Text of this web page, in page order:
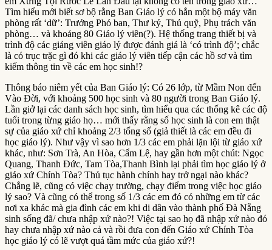
Tìm hiểu mới biết sơ bộ rằng Ban Giáo lý có hẳn một bộ máy văn
phòng rất ‘dữ’: Trưởng Phó ban, Thư ký, Thủ quỹ, Phụ trách văn
phòng… và khoảng 80 Giáo lý viên(?). Hệ thống trang thiết bị và
trình độ các giảng viên giáo lý được đánh giá là ‘có trình độ’; chắc
là có trục trặc gì đó khi các giáo lý viên tiếp cận các hồ sơ và tìm
kiếm thông tin về các em học sinh!?
Thông báo niêm yết của Ban Giáo lý: Có 26 lớp, từ Mầm Non đến
Vào Đời, với khoảng 500 học sinh và 80 người trong Ban Giáo lý.
Lần giở lại các danh sách học sinh, tìm hiểu qua các thống kê các độ
tuổi trong từng giáo họ… mới thấy rằng số học sinh là con em thật
sự của giáo xứ chỉ khoảng 2/3 tổng số (giả thiết là các em đều đi
học giáo lý). Như vậy vì sao hơn 1/3 các em phải lặn lội từ giáo xứ
khác, như: Sơn Trà, An Hòa, Cẩm Lệ, hay gần hơn một chút: Ngọc
Quang, Thanh Đức, Tam Tòa,Thanh Bình lại phải tìm học giáo lý ở
giáo xứ Chính Tòa? Thủ tục hành chính hay trở ngại nào khác?
Chẳng lẽ, cũng có việc chạy trường, chạy điểm trong việc học giáo
lý sao? Và cũng có thể trong số 1/3 các em đó có những em từ các
nơi xa khác mà gia đình các em khi di dân vào thành phố Đà Nẵng
sinh sống đã/ chưa nhập xứ nào?! Việc tại sao họ đã nhập xứ nào đó
hay chưa nhập xứ nào cả và rồi đưa con đến Giáo xứ Chính Tòa
học giáo lý có lẽ vượt quá tầm mức của giáo xứ?!